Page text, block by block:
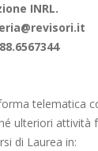
INRL.
telematica
ulteriori
di Laurea in: